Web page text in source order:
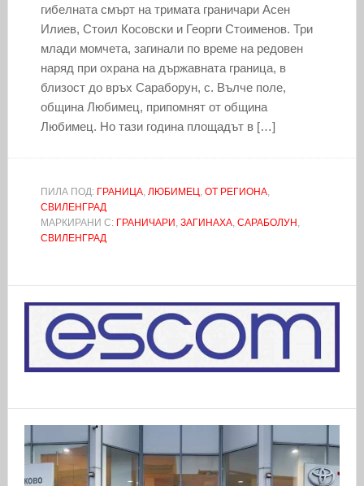
гибелната смърт на тримата граничари Асен
Илиев, Стоил Косовски и Георги Стоименов. Три
млади момчета, загинали по време на редовен
наряд при охрана на държавната граница, в
близост до връх Сараборун, с. Вълче поле,
община Любимец, припомнят от община
Любимец. Но тази година площадът в […]
ПИЛА ПОД: ГРАНИЦА, ЛЮБИМЕЦ, ОТ РЕГИОНА,
СВИЛЕНГРАД
МАРКИРАНИ С: ГРАНИЧАРИ , ЗАГИНАХА, САРАБОЛУН ,
СВИЛЕНГРАД